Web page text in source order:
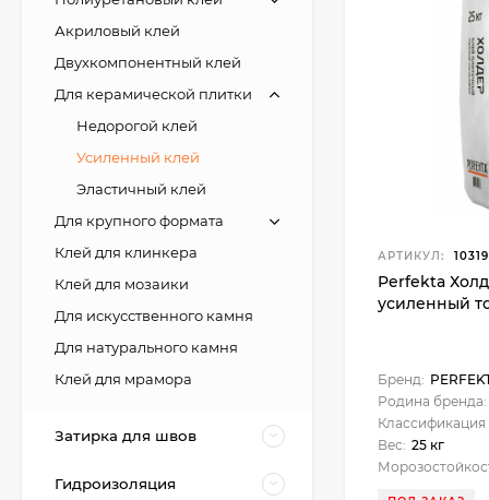
АРТИКУЛ:
Perfekta
усиленный
Бренд:
Родина бренда:
Классификация
Вес: 25 кг
Акриловый клей
Двухкомпонентный клей
Для керамической плитки
Недорогой клей
Усиленный клей
Эластичный клей
Для крупного формата
Клей для клинкера
Клей для мозаики
Для искусственного камня
Для натурального камня
Клей для мрамора
Затирка для швов
Гидроизоляция